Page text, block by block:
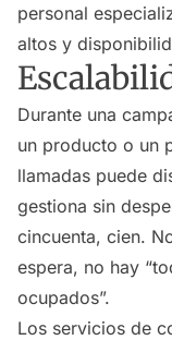
personal
altos y
Durante una
un producto o un
llamadas puede
gestiona sin
cincuenta, cien.
espera, no hay
ocupados”.
Los servicios de